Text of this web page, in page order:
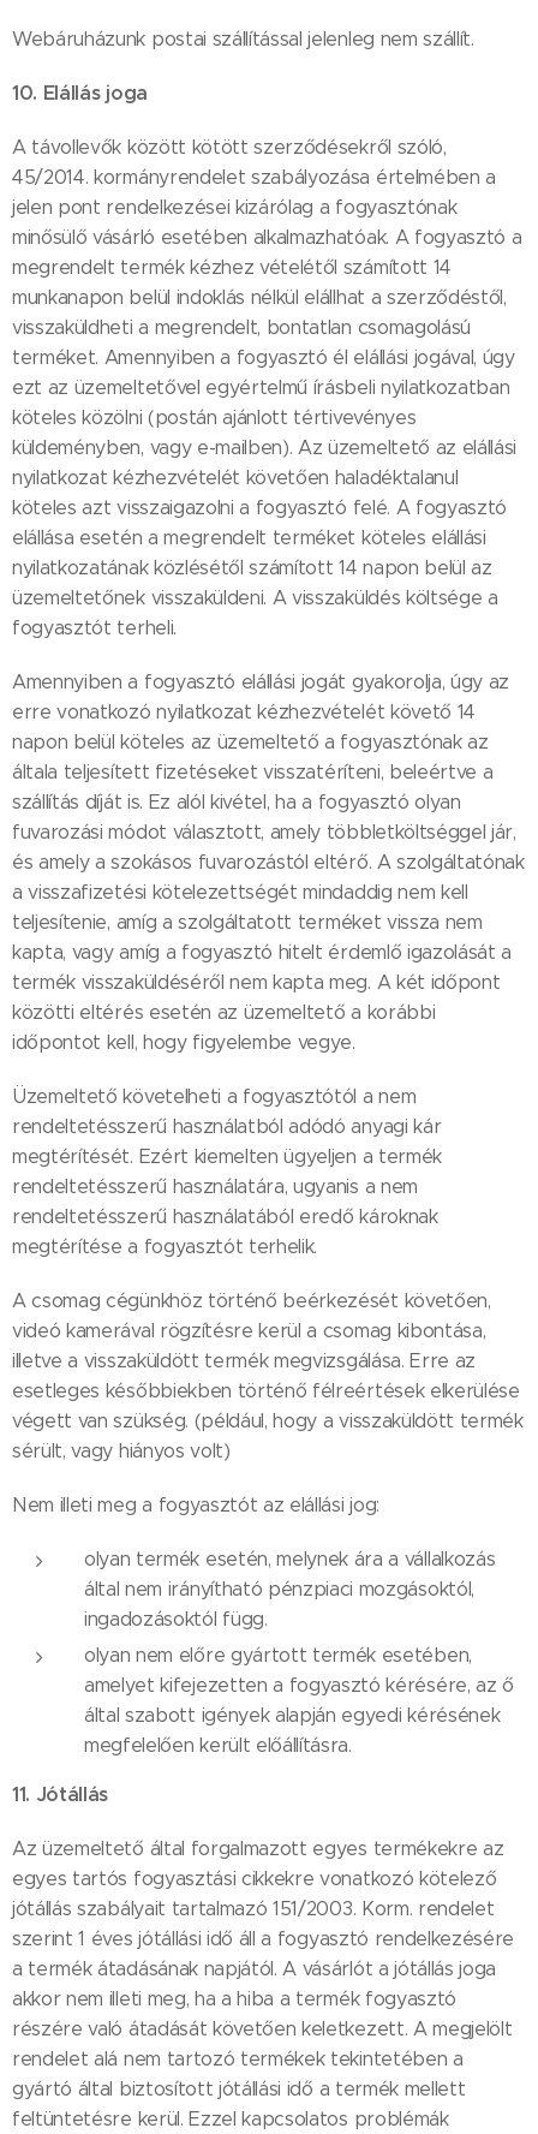
Webáruházunk postai szállítással jelenleg nem szállít.
10. Elállás joga
A távollevők között kötött szerződésekről szóló,
45/2014. kormányrendelet szabályozása értelmében a
jelen pont rendelkezései kizárólag a fogyasztónak
minősülő vásárló esetében alkalmazhatóak. A fogyasztó a
megrendelt termék kézhez vételétől számított 14
munkanapon belül indoklás nélkül elállhat a szerződéstől,
visszaküldheti a megrendelt, bontatlan csomagolású
terméket. Amennyiben a fogyasztó él elállási jogával, úgy
ezt az üzemeltetővel egyértelmű írásbeli nyilatkozatban
köteles közölni (postán ajánlott tértivevényes
küldeményben, vagy e-mailben). Az üzemeltető az elállási
nyilatkozat kézhezvételét követően haladéktalanul
köteles azt visszaigazolni a fogyasztó felé. A fogyasztó
elállása esetén a megrendelt terméket köteles elállási
nyilatkozatának közlésétől számított 14 napon belül az
üzemeltetőnek visszaküldeni. A visszaküldés költsége a
fogyasztót terheli.
Amennyiben a fogyasztó elállási jogát gyakorolja, úgy az
erre vonatkozó nyilatkozat kézhezvételét követő 14
napon belül köteles az üzemeltető a fogyasztónak az
általa teljesített fizetéseket visszatéríteni, beleértve a
szállítás díját is. Ez alól kivétel, ha a fogyasztó olyan
fuvarozási módot választott, amely többletköltséggel jár,
és amely a szokásos fuvarozástól eltérő. A szolgáltatónak
a visszafizetési kötelezettségét mindaddig nem kell
teljesítenie, amíg a szolgáltatott terméket vissza nem
kapta, vagy amíg a fogyasztó hitelt érdemlő igazolását a
termék visszaküldéséről nem kapta meg. A két időpont
közötti eltérés esetén az üzemeltető a korábbi
időpontot kell, hogy figyelembe vegye.
Üzemeltető követelheti a fogyasztótól a nem
rendeltetésszerű használatból adódó anyagi kár
megtérítését. Ezért kiemelten ügyeljen a termék
rendeltetésszerű használatára, ugyanis a nem
rendeltetésszerű használatából eredő károknak
megtérítése a fogyasztót terhelik.
A csomag cégünkhöz történő beérkezését követően,
videó kamerával rögzítésre kerül a csomag kibontása,
illetve a visszaküldött termék megvizsgálása. Erre az
esetleges későbbiekben történő félreértések elkerülése
végett van szükség. (például, hogy a visszaküldött termék
sérült, vagy hiányos volt)
Nem illeti meg a fogyasztót az elállási jog:
olyan termék esetén, melynek ára a vállalkozás
által nem irányítható pénzpiaci mozgásoktól,
ingadozásoktól függ.
olyan nem előre gyártott termék esetében,
amelyet kifejezetten a fogyasztó kérésére, az ő
által szabott igények alapján egyedi kérésének
megfelelően került előállításra.
11. Jótállás
Az üzemeltető által forgalmazott egyes termékekre az
egyes tartós fogyasztási cikkekre vonatkozó kötelező
jótállás szabályait tartalmazó 151/2003. Korm. rendelet
szerint 1 éves jótállási idő áll a fogyasztó rendelkezésére
a termék átadásának napjától. A vásárlót a jótállás joga
akkor nem illeti meg, ha a hiba a termék fogyasztó
részére való átadását követően keletkezett. A megjelölt
rendelet alá nem tartozó termékek tekintetében a
gyártó által biztosított jótállási idő a termék mellett
feltüntetésre kerül. Ezzel kapcsolatos problémák